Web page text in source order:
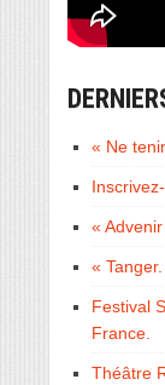
« Ne
«
«
Festival
France.
Théâtre